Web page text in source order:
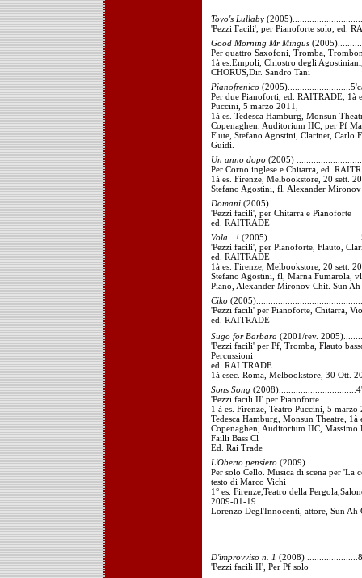
Toyo's Lullaby
'Pezzi Facili', per Pianoforte solo, ed.
Good Morning Mr Mingus
Per quattro Saxofoni, Tromba,
1à es.Empoli, Chiostro degli
CHORUS,Dir. Sandro Tani
Pianofrenico
Per due Pianoforti, ed. RAITRADE, 1à
Puccini, 5 marzo 2011,
1à es. Tedesca Hamburg, Monsun
Copenaghen, Auditorium IIC, per Pf
Flute, Stefano Agostini, Clarinet, Carlo
Guidi.
Un anno dopo (2005)
Per Corno inglese e Chitarra, ed.
1à es. Firenze, Melbookstore, 20 sett.
Stefano Agostini, fl, Alexander
Domani (2005)
'Pezzi facili', per Chitarra e Pianoforte
ed. RAITRADE
Vola…!
'Pezzi facili', per Pianoforte, Flauto,
ed. RAITRADE
1à es. Firenze, Melbookstore, 20 sett.
Stefano Agostini, fl, Marna Fumarola,
Piano, Alexander Mironov Chit. Sun
Ciko
'Pezzi facili' per Pianoforte, Chitarra,
ed. RAITRADE
Sugo for Barbara (2001/rev.
'Pezzi facili' per Pf, Tromba, Flauto
Percussioni
ed. RAI TRADE
1à esec. Roma, Melbookstore, 30 Ott.
Sons Song
'Pezzi facili II' per Pianoforte
1 à es. Firenze, Teatro Puccini, 5 marzo
Tedesca Hamburg, Monsun Theatre, 1à
Copenaghen, Auditorium IIC,
Failli Bass Cl
Ed. Rai Trade
L'Oberto pensiero
Per solo Cello. Musica di scena per 'La
testo di Marco Vichi
1° es. Firenze,Teatro della
2009-01-19
Lorenzo Degl'Innocenti, attore, Sun Ah
D'improvviso n. 1 (2008)
'Pezzi facili II', Per Pf solo